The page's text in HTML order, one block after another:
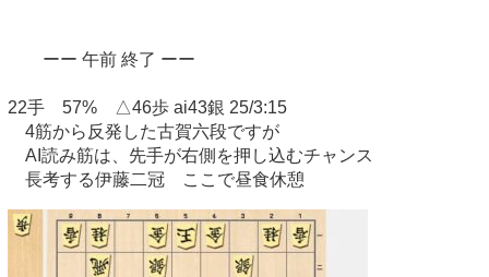
ーー 午前 終了 ーー
22手 57% △46歩 ai43銀 25/3:15
4筋から反発した古賀六段ですが
AI読み筋は、先手が右側を押し込むチャンス
長考する伊藤二冠 ここで昼食休憩